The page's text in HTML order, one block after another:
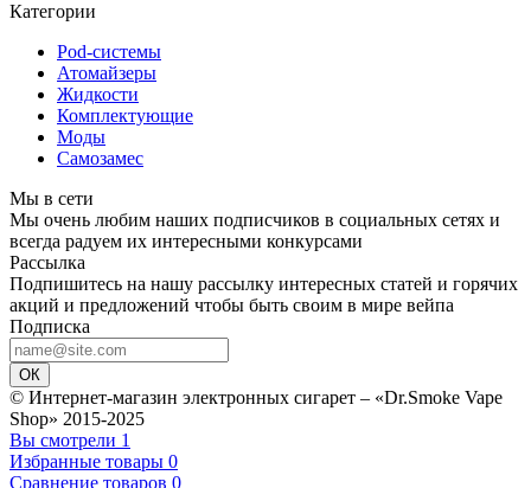
Категории
Pod-системы
Атомайзеры
Жидкости
Комплектующие
Моды
Самозамес
Мы в сети
Мы очень любим наших подписчиков в социальных сетях и
всегда радуем их интересными конкурсами
Рассылка
Подпишитесь на нашу рассылку интересных статей и горячих
акций и предложений чтобы быть своим в мире вейпа
Подписка
ОК
© Интернет-магазин электронных сигарет – «Dr.Smoke Vape
Shop» 2015-2025
Вы смотрели 1
Избранные товары 0
Сравнение товаров 0